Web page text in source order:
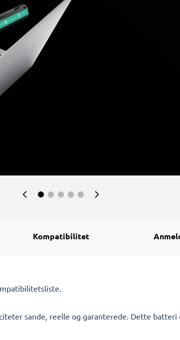
Kompatibilitet
sande, reelle og garanterede. Dette